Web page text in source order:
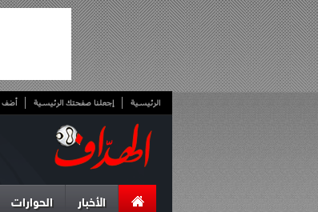
الرئيسية إجعلنا صفحتك الرئيسية أضف
الأخبار الحوارات